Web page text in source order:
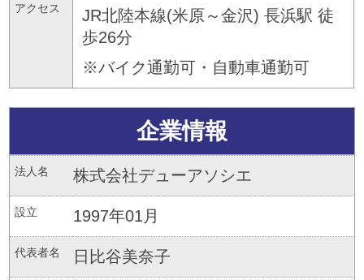
アクセス
JR北陸本線(米原～金沢) 長浜駅 徒
歩26分
※バイク通勤可・自動車通勤可
企業情報
法人名 株式会社デューアソシエ
設立 1997年01月
代表者名 日比谷美奈子